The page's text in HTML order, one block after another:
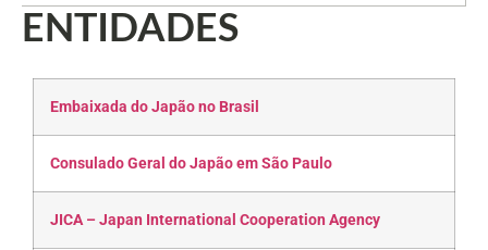
ENTIDADES
Embaixada do Japão no Brasil
Consulado Geral do Japão em São Paulo
JICA – Japan International Cooperation Agency